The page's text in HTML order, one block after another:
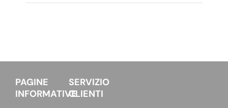
Ammanchi
PAGINE
INFORMATIVE
SERVIZIO
CLIENTI